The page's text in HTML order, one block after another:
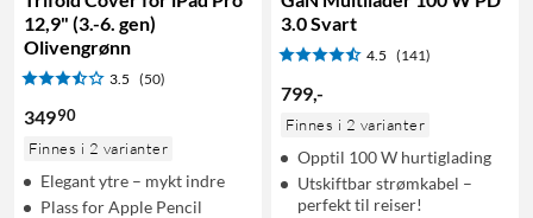
12,9" (3.-6. gen)
Olivengrønn
3.5 (50)
34990
Finnes i 2 varianter
Elegant ytre – mykt indre
Plass for Apple Pencil
3.0 Svart
4.5 (141)
799,-
Finnes i 2 varianter
Opptil 100 W hurtiglading
Utskiftbar strømkabel –
perfekt til reiser!